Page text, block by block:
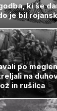
ki še
je bil
po
na
in rušilca